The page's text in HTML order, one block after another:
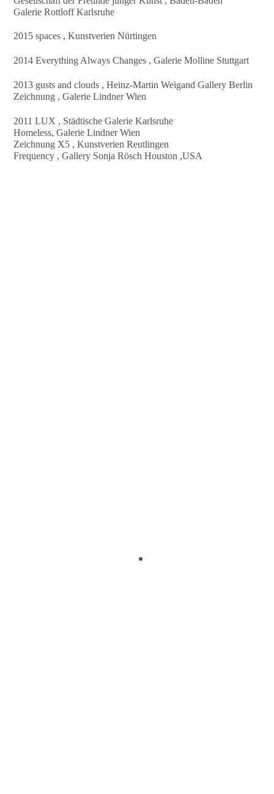
Galerie Rottloff Karlsruhe
2015 spaces , Kunstverien Nürtingen
2014 Everything Always Changes , Galerie Molline Stuttgart
2013 gusts and clouds , Heinz-Martin Weigand Gallery Berlin
Zeichnung , Galerie Lindner Wien
2011 LUX , Städtische Galerie Karlsruhe
Homeless, Galerie Lindner Wien
Zeichnung X5 , Kunstverien Reutlingen
Frequency , Gallery Sonja Rösch Houston ,USA